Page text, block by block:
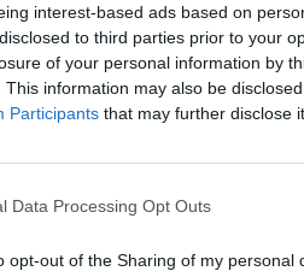
interest-based ads based on
to third parties prior to your
of your personal information by
This information may also be
Participants that may further disclose
Data Processing Opt Outs
opt-out of the Sharing of my personal
ελεύθερη.
τη Δράση
Επιμελητήριο
(τηλ. 2310-480.000),